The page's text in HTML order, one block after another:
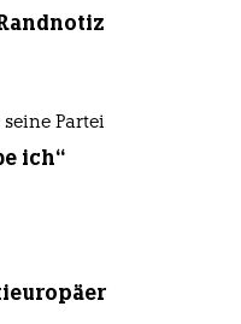
Partei
ich“